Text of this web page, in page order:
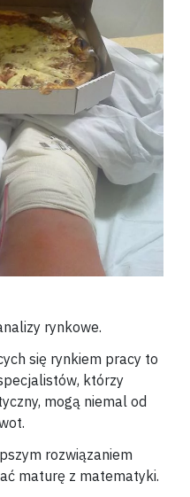
rynkowe.
się rynkiem pracy to
którzy
mogą niemal od
rozwiązaniem
maturę z matematyki.